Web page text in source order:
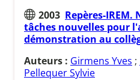
2003 Repères-IREM.
tâches nouvelles pour
démonstration au
Auteurs : Girmens Yves ;
Pellequer Sylvie